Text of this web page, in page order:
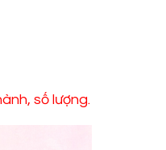
số lượng.